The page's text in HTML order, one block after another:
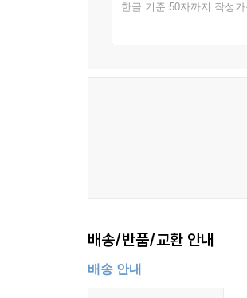
한글 기준 50자까지 작성가
배송/반품/교환 안내
배송 안내